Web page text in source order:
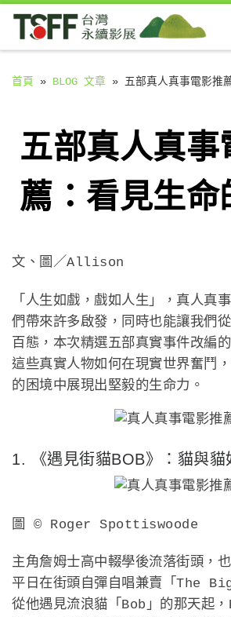
Skip to content
首頁 » BLOG 文章 » 五部真人真事電影推
五部真人真事
薦：看見生命
文、圖／Allison
「人生如戲，戲如人生」，真人真
們帶來許多啟發，同時也能讓我們
百態，本次精選五部真實事件改編
這些真實人物如何在現實世界奮鬥
的困境中展現出堅毅的生命力。
1. 《遇見街貓BOB》：貓與貓
圖 © Roger Spottiswoode
主角詹姆士高中輟學後流落街頭，
平日在街頭自彈自唱兼賣「The
從他遇見流浪貓「Bob」的那天起